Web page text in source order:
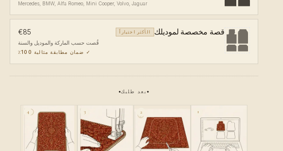
Mercedes, BMW, Alfa Romeo, Mini Cooper, Volvo, Jaguar
قصة مخصصة لموديلك الأكثر اختياراً €85
قُصت حسب الماركة والموديل والسنة
✓ ضمان مطابقة مثالية 100٪
بعد طلبك
1
2
3
4